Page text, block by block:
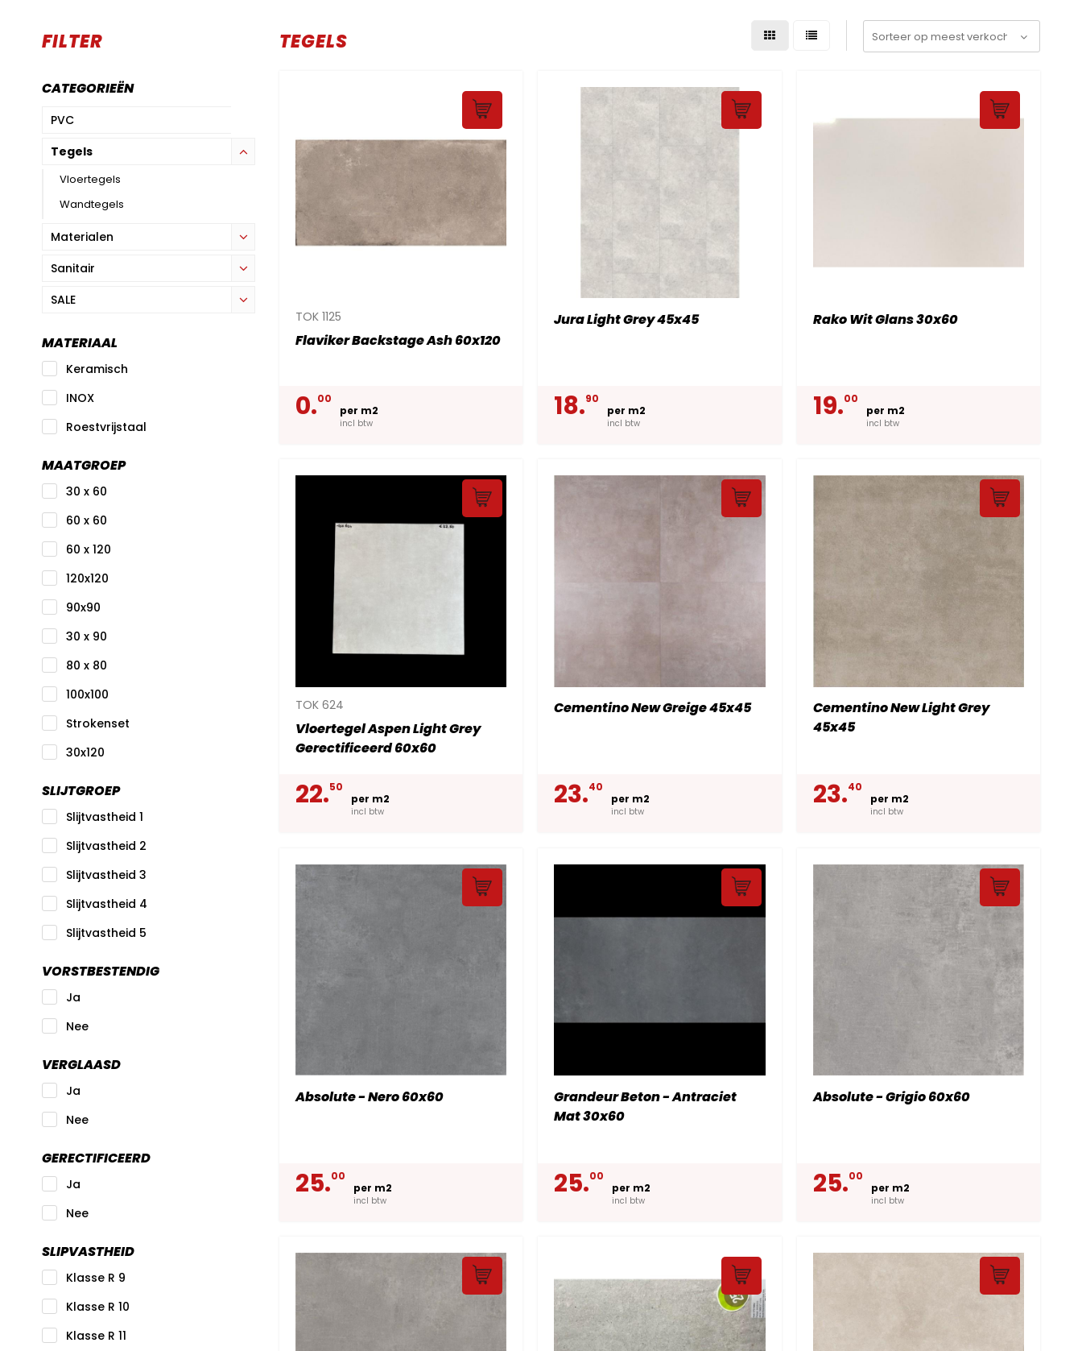
FILTER
CATEGORIEËN
PVC
Tegels
Vloertegels
Wandtegels
Materialen
Sanitair
SALE
MATERIAAL
Keramisch
INOX
Roestvrijstaal
MAATGROEP
30 x 60
60 x 60
60 x 120
120x120
90x90
30 x 90
80 x 80
100x100
Strokenset
30x120
SLIJTGROEP
Slijtvastheid 1
Slijtvastheid 2
Slijtvastheid 3
Slijtvastheid 4
Slijtvastheid 5
VORSTBESTENDIG
Ja
Nee
VERGLAASD
Ja
Nee
GERECTIFICEERD
Ja
Nee
SLIPVASTHEID
Klasse R 9
Klasse R 10
Klasse R 11
TEGELS
TOK 1125
Flaviker Backstage Ash 60x120
0.00
per m2
incl btw
Jura Light Grey 45x45
18.90
per m2
incl btw
Rako Wit Glans 30x60
19.00
per m2
incl btw
TOK 624
Vloertegel Aspen Light Grey
Gerectificeerd 60x60
22.50
per m2
incl btw
Cementino New Greige 45x45
23.40
per m2
incl btw
Cementino New Light Grey
45x45
23.40
per m2
incl btw
Absolute - Nero 60x60
25.00
per m2
incl btw
Grandeur Beton - Antraciet
Mat 30x60
25.00
per m2
incl btw
Absolute - Grigio 60x60
25.00
per m2
incl btw